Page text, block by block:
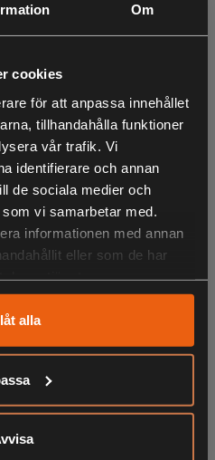
Om
cookies
för att anpassa innehållet
tillhandahålla funktioner
vår trafik. Vi
identifierare och annan
de sociala medier och
vi samarbetar med.
informationen med annan
eller som de har
alla
fiskeväskor.
mindre ask i ett av dom små
axelrem för att det ska vara
sträckor.